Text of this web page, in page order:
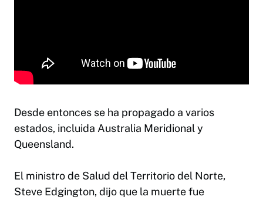
Desde entonces se ha propagado a varios
estados, incluida Australia Meridional y
Queensland.
El ministro de Salud del Territorio del Norte,
Steve Edgington, dijo que la muerte fue